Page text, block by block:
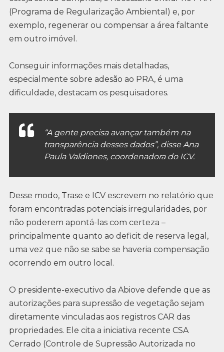
(Programa de Regularização Ambiental) e, por
exemplo, regenerar ou compensar a área faltante
em outro imóvel.
Conseguir informações mais detalhadas,
especialmente sobre adesão ao PRA, é uma
dificuldade, destacam os pesquisadores.
“A gente precisa avançar também na
transparência desses dados”, disse Ana
Paula Valdiones, coordenadora do ICV.
Desse modo, Trase e ICV escrevem no relatório que
foram encontradas potenciais irregularidades, por
não poderem apontá-las com certeza –
principalmente quanto ao deficit de reserva legal,
uma vez que não se sabe se haveria compensação
ocorrendo em outro local.
O presidente-executivo da Abiove defende que as
autorizações para supressão de vegetação sejam
diretamente vinculadas aos registros CAR das
propriedades. Ele cita a iniciativa recente CSA
Cerrado (Controle de Supressão Autorizada no